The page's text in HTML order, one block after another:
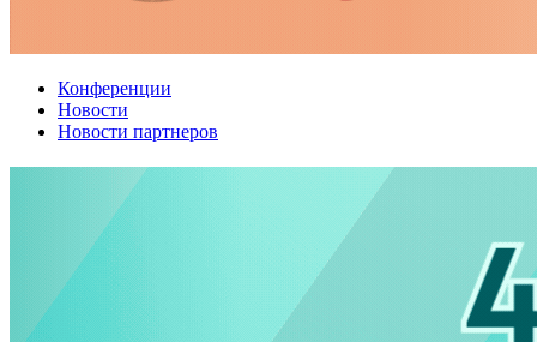
Конференции
Новости
Новости партнеров